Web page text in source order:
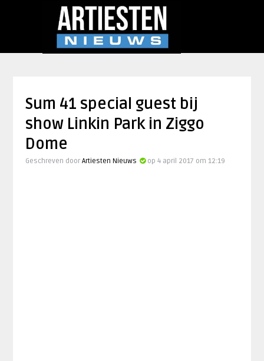
Sum 41 special guest bij
show Linkin Park in Ziggo
Dome
Geschreven door Artiesten Nieuws op 4 april 2017 om 12:19